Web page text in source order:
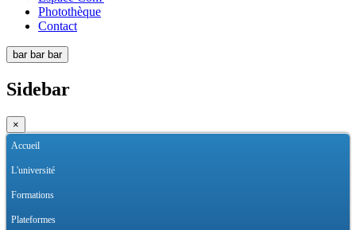
Photothèque
Contact
bar bar bar
Sidebar
×
Accueil
L'université
Formations
Plateformes